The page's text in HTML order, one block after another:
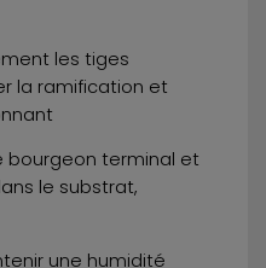
les tiges
la ramification et
bourgeon terminal et
le substrat,
une humidité